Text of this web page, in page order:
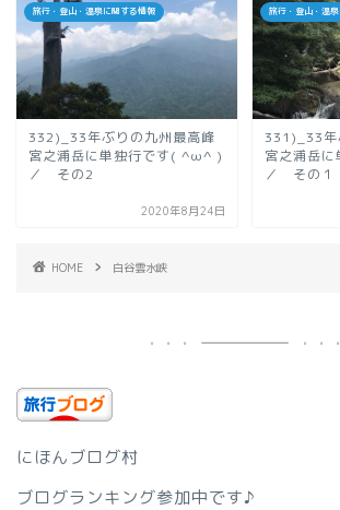
旅行・登山・温泉に関する情報
332)_33年ぶりの九州最高峰
宮之浦岳に単独行です( ^ω^ )
／ その2
2020年8月24日
旅行・登山・温
331)_33年
宮之浦岳
／ その１
HOME 白谷雲水峡
にほんブログ村
ブログランキング参加中です♪